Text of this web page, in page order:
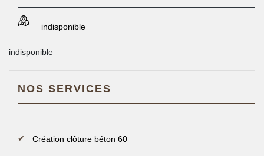
indisponible
indisponible
NOS SERVICES
Création clôture béton 60